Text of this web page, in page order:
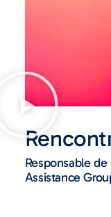
Responsable
Assistance